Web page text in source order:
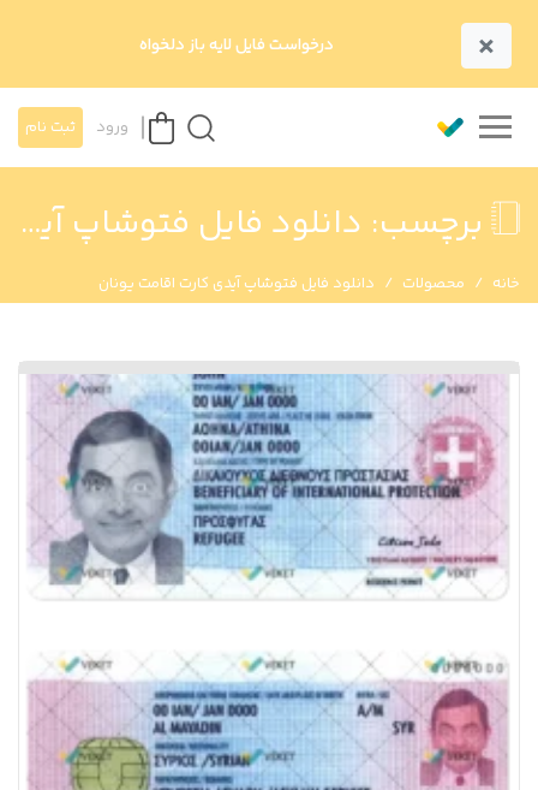
× درخواست فایل لایه باز دلخواه
ورود ثبت نام
برچسب: دانلود فایل فتوشاپ آیدی کارت اقامت یونان
خانه محصولات دانلود فایل فتوشاپ آیدی کارت اقامت یونان